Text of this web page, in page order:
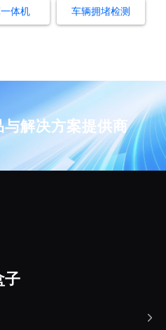
体机 车辆拥堵检测
解决方案提供商
子